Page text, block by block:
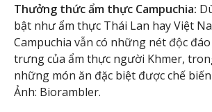
Thưởng thức ẩm thực Campuchia:
bật như ẩm thực Thái Lan hay Việt
Campuchia vẫn có những nét độc
trưng của ẩm thực người Khmer,
những món ăn đặc biệt được chế
Ảnh: Biorambler.